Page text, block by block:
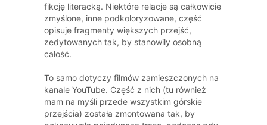
fikcję literacką. Niektóre relacje są całkowicie
zmyślone, inne podkoloryzowane, część
opisuje fragmenty większych przejść,
zedytowanych tak, by stanowiły osobną
całość.
To samo dotyczy filmów zamieszczonych na
kanale YouTube. Część z nich (tu również
mam na myśli przede wszystkim górskie
przejścia) została zmontowana tak, by